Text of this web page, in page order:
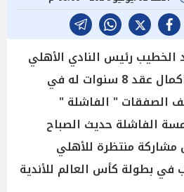
الخطيب رئيس النادي الأهلي
الثانية على النهاية واكمال عقد 8 سنوات له في
الصفقات " الفاشلة "
الفاشلة حديث الصباح
منتظرة للأهلي
بطولة كأس العالم للأندية